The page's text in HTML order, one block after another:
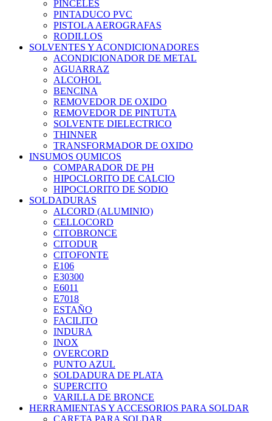
PINCELES
PINTADUCO PVC
PISTOLA AEROGRAFAS
RODILLOS
SOLVENTES Y ACONDICIONADORES
ACONDICIONADOR DE METAL
AGUARRAZ
ALCOHOL
BENCINA
REMOVEDOR DE OXIDO
REMOVEDOR DE PINTUTA
SOLVENTE DIELECTRICO
THINNER
TRANSFORMADOR DE OXIDO
INSUMOS QUMICOS
COMPARADOR DE PH
HIPOCLORITO DE CALCIO
HIPOCLORITO DE SODIO
SOLDADURAS
ALCORD (ALUMINIO)
CELLOCORD
CITOBRONCE
CITODUR
CITOFONTE
E106
E30300
E6011
E7018
ESTAÑO
FACILITO
INDURA
INOX
OVERCORD
PUNTO AZUL
SOLDADURA DE PLATA
SUPERCITO
VARILLA DE BRONCE
HERRAMIENTAS Y ACCESORIOS PARA SOLDAR